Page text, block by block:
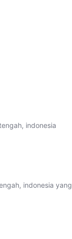
indonesia
indonesia yang